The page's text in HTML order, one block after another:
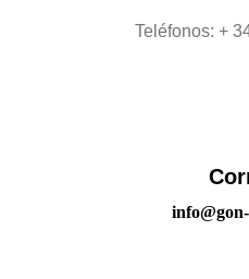
Teléfonos: +